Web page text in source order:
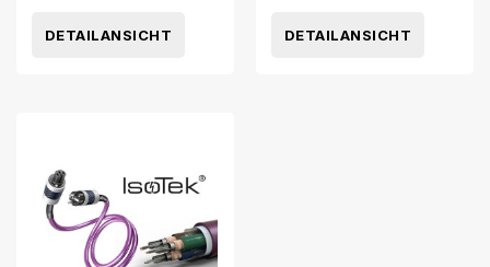
DETAILANSICHT DETAILANSICHT